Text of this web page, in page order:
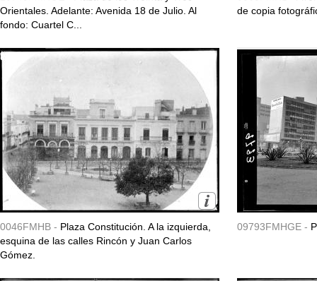
Orientales. Adelante: Avenida 18 de Julio. Al
fondo: Cuartel C...
de copia
0046FMHB - Plaza Constitución. A la izquierda,
esquina de las calles Rincón y Juan Carlos
Gómez.
09793FMHGE -